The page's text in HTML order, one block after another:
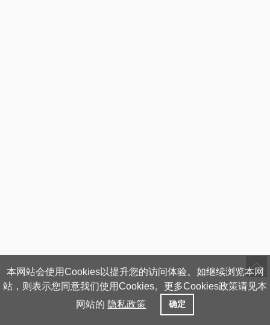
本网站会使用Cookies以提升您的访问体验。如继续浏览本网
站，则表示您同意我们使用Cookies。更多Cookies政策请见本
网站的 隐私政策 确定